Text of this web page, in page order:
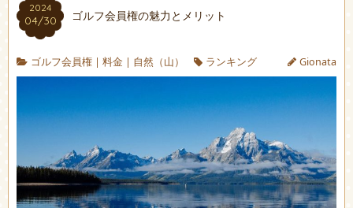
2024
04/30 ゴルフ会員権の魅力とメリット
ゴルフ会員権| 料金| 自然（山） ランキング Gionata